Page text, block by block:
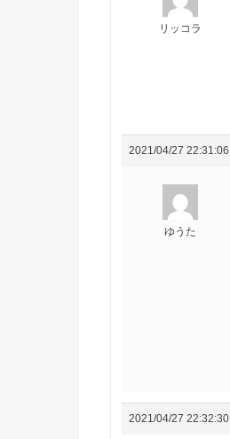
リッコラ
2021/04/27 22:31:06
ゆうた
2021/04/27 22:32:30